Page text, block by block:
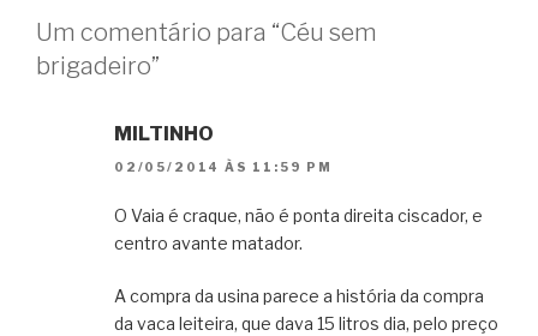
Um comentário para “Céu sem
brigadeiro”
MILTINHO
02/05/2014 ÀS 11:59 PM
O Vaia é craque, não é ponta direita ciscador, e
centro avante matador.
A compra da usina parece a história da compra
da vaca leiteira, que dava 15 litros dia, pelo preço